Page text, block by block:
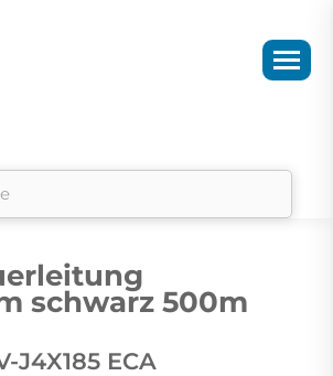
schwarz 500m
J4X185 ECA